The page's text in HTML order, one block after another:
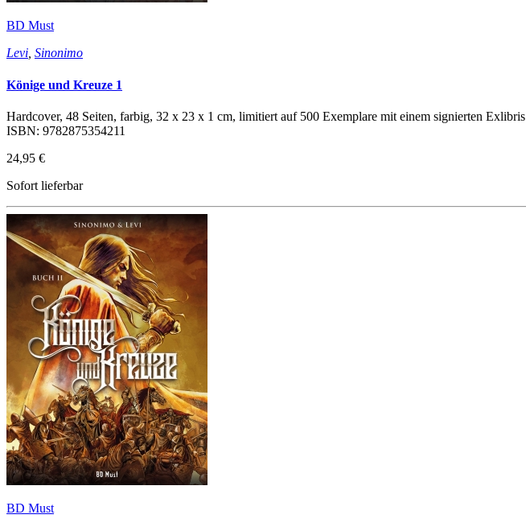
BD Must
Levi, Sinonimo
Könige und Kreuze 1
Hardcover, 48 Seiten, farbig, 32 x 23 x 1 cm, limitiert auf 500 Exemplare mit einem signierten Exlibris
ISBN: 9782875354211
24,95 €
Sofort lieferbar
BD Must